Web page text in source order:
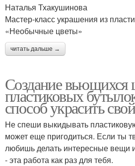
Наталья Тхакушинова
Мастер-класс украшения из
«Необычные цветы»
читать дальше →
Создание вьющихся
пластиковых
способ украсить
Не спеши выкидывать
может еще пригодиться. Если ты
любишь делать интересные вещи
- эта работа как раз для тебя.